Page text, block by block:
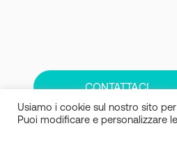
CONTATTACI
Usiamo i cookie sul nostro sito
Puoi modificare e personalizzare